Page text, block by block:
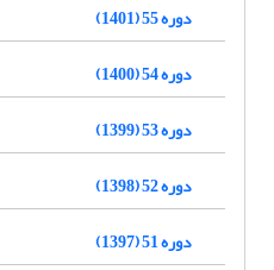
دوره 55 (1401)
دوره 54 (1400)
دوره 53 (1399)
دوره 52 (1398)
دوره 51 (1397)